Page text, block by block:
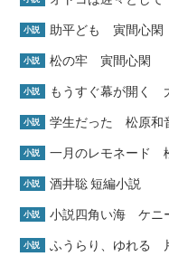
小説 助平ども 寅間心閑
小説 松の牢 寅間心閑
小説 もうすぐ幕が開く
小説 学生だった 松原和
小説 一月のレモネード
小説 酒井聡 短編小説
小説 小説四角い海 ケニ
小説 ふうらり、ゆれる